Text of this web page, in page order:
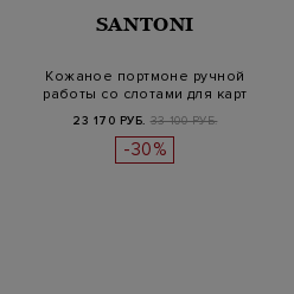
SANTONI
Кожаное портмоне ручной
работы со слотами для карт
23 170 РУБ. 33 100 РУБ.
-30%